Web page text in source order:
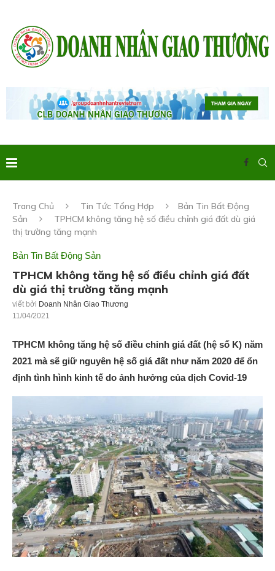
Trang Chủ Tin Tức Tổng Hợp
Bản Tin Bất Động
Sản
TPHCM không tăng hệ số điều chỉnh giá đất dù giá
thị trường tăng mạnh
Bản Tin Bất Động Sản
TPHCM không tăng hệ số điều chỉnh giá đất
dù giá thị trường tăng mạnh
viết bởi Doanh Nhân Giao Thương
11/04/2021
TPHCM không tăng hệ số điều chỉnh giá đất (hệ số K) năm
2021 mà sẽ giữ nguyên hệ số giá đất như năm 2020 để ổn
định tình hình kinh tế do ảnh hưởng của dịch Covid-19